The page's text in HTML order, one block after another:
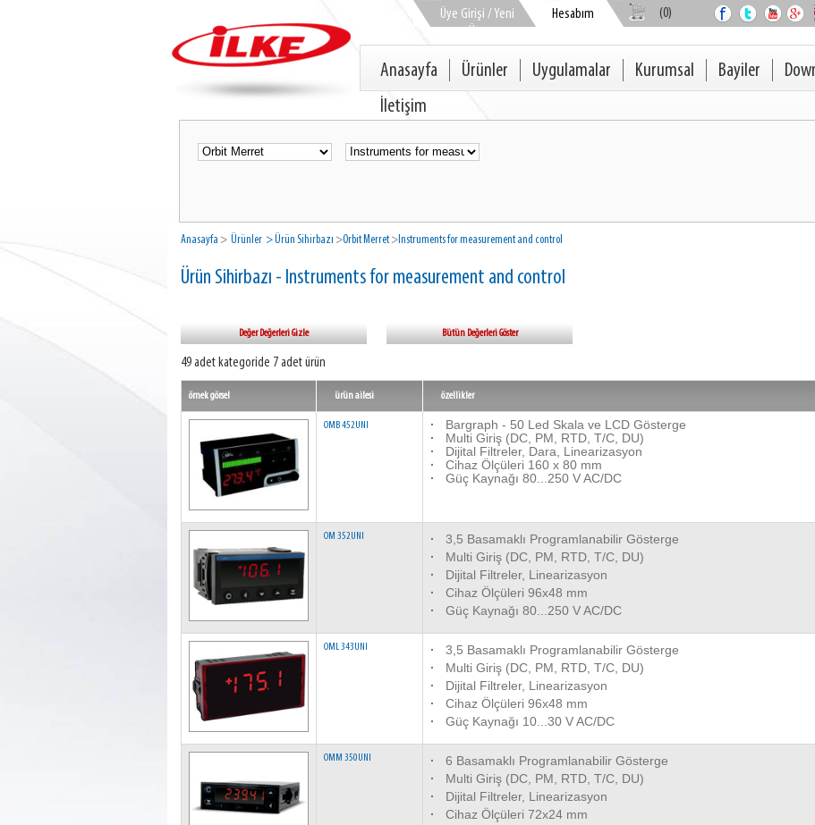
Üye Girişi / Yeni
Üye
Hesabım (0)
Anasayfa Ürünler Uygulamalar Kurumsal Bayiler
İletişim
Anasayfa > Ürünler > Ürün Sihirbazı >Orbit Merret> Instruments for measurement and control
Ürün Sihirbazı - Instruments for measurement and control
Değer Değerleri Gizle Bütün Değerleri Göster
49 adet kategoride 7 adet ürün
örnek görsel ürün ailesi özellikler
OMB 452UNI ·
Bargraph - 50 Led Skala ve LCD Gösterge
·
Multi Giriş (DC, PM, RTD, T/C, DU)
·
Dijital Filtreler, Dara, Linearizasyon
·
Cihaz Ölçüleri 160 x 80 mm
·
Güç Kaynağı 80...250 V AC/DC
OM 352UNI ·
3,5 Basamaklı Programlanabilir Gösterge
·
Multi Giriş (DC, PM, RTD, T/C, DU)
·
Dijital Filtreler, Linearizasyon
·
Cihaz Ölçüleri 96x48 mm
·
Güç Kaynağı 80...250 V AC/DC
OML 343UNI ·
3,5 Basamaklı Programlanabilir Gösterge
·
Multi Giriş (DC, PM, RTD, T/C, DU)
·
Dijital Filtreler, Linearizasyon
·
Cihaz Ölçüleri 96x48 mm
·
Güç Kaynağı 10...30 V AC/DC
OMM 350UNI ·
6 Basamaklı Programlanabilir Gösterge
·
Multi Giriş (DC, PM, RTD, T/C, DU)
·
Dijital Filtreler, Linearizasyon
·
Cihaz Ölçüleri 72x24 mm